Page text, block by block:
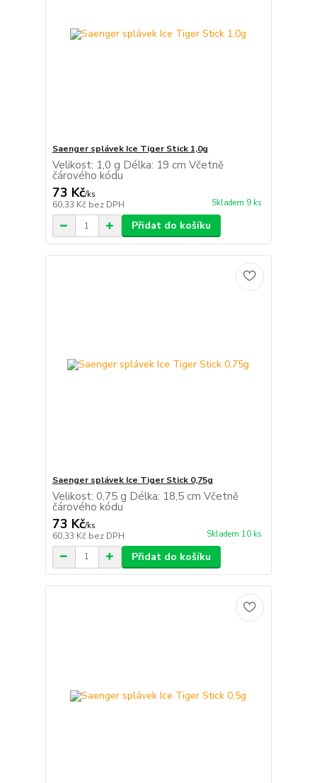
Saenger splávek Ice Tiger Stick 1,0g
Velikost: 1,0 g Délka: 19 cm Včetně
čárového kódu
73 Kč/ks
60,33 Kč bez DPH Skladem 9 ks
Přidat do košíku
Saenger splávek Ice Tiger Stick 0,75g
Velikost: 0,75 g Délka: 18,5 cm Včetně
čárového kódu
73 Kč/ks
60,33 Kč bez DPH Skladem 10 ks
Přidat do košíku